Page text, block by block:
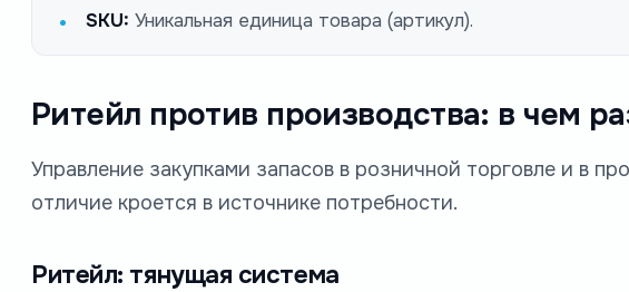
SKU: Уникальная единица товара (артикул).
Ритейл против производства: в чем
Управление закупками запасов в розничной торговле и в
отличие кроется в источнике потребности.
Ритейл: тянущая система